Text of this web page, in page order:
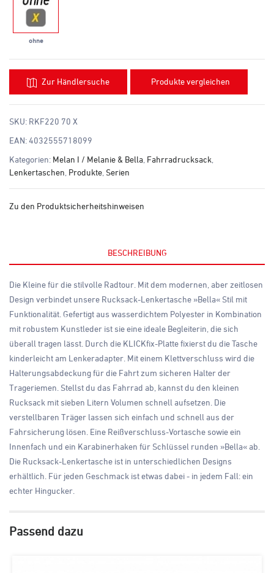
ohne
Zur Händlersuche Produkte vergleichen
SKU: RKF220 70 X
EAN:4032555718099
Kategorien: Melan I / Melanie & Bella Fahrradrucksack
Lenkertaschen Produkte Serien
Zu den Produktsicherheitshinweisen
BESCHREIBUNG
Die Kleine für die stilvolle Radtour. Mit dem modernen, aber zeitlosen
Design verbindet unsere Rucksack-Lenkertasche »Bella« Stil mit
Funktionalität. Gefertigt aus wasserdichtem Polyester in Kombination
mit robustem Kunstleder ist sie eine ideale Begleiterin, die sich
überall tragen lässt. Durch die KLICKfix-Platte fixierst du die Tasche
kinderleicht am Lenkeradapter. Mit einem Klettverschluss wird die
Halterungsabdeckung für die Fahrt zum sicheren Halter der
Trageriemen. Stellst du das Fahrrad ab, kannst du den kleinen
Rucksack mit sieben Litern Volumen schnell aufsetzen. Die
verstellbaren Träger lassen sich einfach und schnell aus der
Fahrsicherung lösen. Eine Reißverschluss-Vortasche sowie ein
Innenfach und ein Karabinerhaken für Schlüssel runden »Bella« ab.
Die Rucksack-Lenkertasche ist in unterschiedlichen Designs
erhältlich. Für jeden Geschmack ist etwas dabei - in jedem Fall: ein
echter Hingucker.
Passend dazu